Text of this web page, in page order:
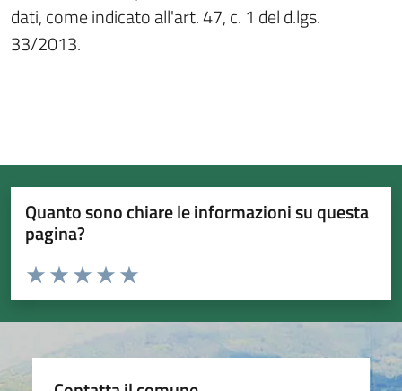
dati, come indicato all'art. 47, c. 1 del d.lgs.
33/2013.
Quanto sono chiare le informazioni su questa
pagina?
Valuta da 1 a 5 stelle la pagina
Valuta 5 stelle su 5
Valuta 4 stelle su 5
Valuta 3 stelle su 5
Valuta 2 stelle su 5
Valuta 1 stelle su 5